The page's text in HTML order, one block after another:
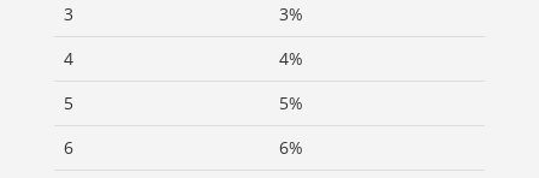
3
3%
4
4%
5
5%
6
6%